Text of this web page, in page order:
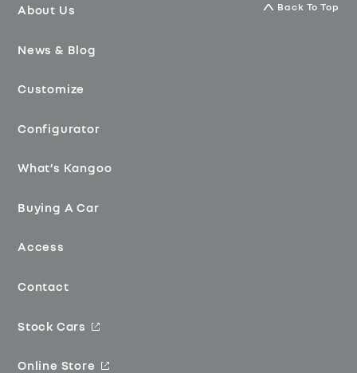
About Us
News & Blog
Customize
Configurator
What’s Kangoo
Buying A Car
Access
Contact
Stock Cars
Online Store
Back To Top